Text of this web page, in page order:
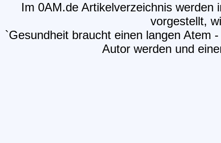
Im 0AM.de Artikelverzeichnis
vorgestellt,
`Gesundheit braucht einen langen Atem
Autor werden und